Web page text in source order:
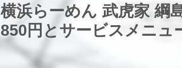
横浜らーめん 武虎家 綱
850円とサービスメニュ